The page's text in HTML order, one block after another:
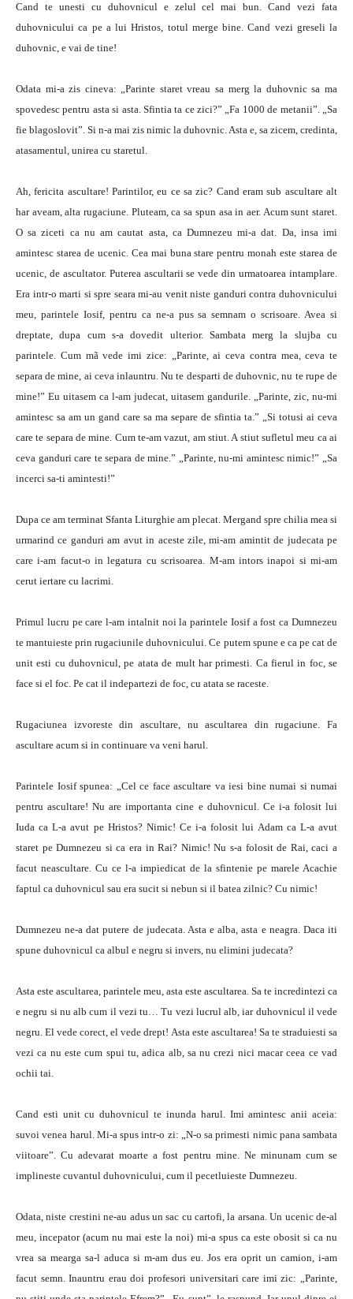
Cand te unesti cu duhovnicul e zelul cel mai bun. Cand vezi fata
duhovnicului ca pe a lui Hristos, totul merge bine. Cand vezi greseli la
duhovnic, e vai de tine!
Odata mi-a zis cineva: „Parinte staret vreau sa merg la duhovnic sa ma
spovedesc pentru asta si asta. Sfintia ta ce zici?” „Fa 1000 de metanii”. „Sa
fie blagoslovit”. Si n-a mai zis nimic la duhovnic. Asta e, sa zicem, credinta,
atasamentul, unirea cu staretul.
Ah, fericita ascultare! Parintilor, eu ce sa zic? Cand eram sub ascultare alt
har aveam, alta rugaciune. Pluteam, ca sa spun asa in aer. Acum sunt staret.
O sa ziceti ca nu am cautat asta, ca Dumnezeu mi-a dat. Da, insa imi
amintesc starea de ucenic. Cea mai buna stare pentru monah este starea de
ucenic, de ascultator. Puterea ascultarii se vede din urmatoarea intamplare.
Era intr-o marti si spre seara mi-au venit niste ganduri contra duhovnicului
meu, parintele Iosif, pentru ca ne-a pus sa semnam o scrisoare. Avea si
dreptate, dupa cum s-a dovedit ulterior. Sambata merg la slujba cu
parintele. Cum mã vede imi zice: „Parinte, ai ceva contra mea, ceva te
separa de mine, ai ceva inlauntru. Nu te desparti de duhovnic, nu te rupe de
mine!” Eu uitasem ca l-am judecat, uitasem gandurile. „Parinte, zic, nu-mi
amintesc sa am un gand care sa ma separe de sfintia ta.” „Si totusi ai ceva
care te separa de mine. Cum te-am vazut, am stiut. A stiut sufletul meu ca ai
ceva ganduri care te separa de mine.” „Parinte, nu-mi amintesc nimic!” „Sa
incerci sa-ti amintesti!”
Dupa ce am terminat Sfanta Liturghie am plecat. Mergand spre chilia mea si
urmarind ce ganduri am avut in aceste zile, mi-am amintit de judecata pe
care i-am facut-o in legatura cu scrisoarea. M-am intors inapoi si mi-am
cerut iertare cu lacrimi.
Primul lucru pe care l-am intalnit noi la parintele Iosif a fost ca Dumnezeu
te mantuieste prin rugaciunile duhovnicului. Ce putem spune e ca pe cat de
unit esti cu duhovnicul, pe atata de mult har primesti. Ca fierul in foc, se
face si el foc. Pe cat il indepartezi de foc, cu atata se raceste.
Rugaciunea izvoreste din ascultare, nu ascultarea din rugaciune. Fa
ascultare acum si in continuare va veni harul.
Parintele Iosif spunea: „Cel ce face ascultare va iesi bine numai si numai
pentru ascultare! Nu are importanta cine e duhovnicul. Ce i-a folosit lui
Iuda ca L-a avut pe Hristos? Nimic! Ce i-a folosit lui Adam ca L-a avut
staret pe Dumnezeu si ca era in Rai? Nimic! Nu s-a folosit de Rai, caci a
facut neascultare. Cu ce l-a impiedicat de la sfintenie pe marele Acachie
faptul ca duhovnicul sau era sucit si nebun si il batea zilnic? Cu nimic!
Dumnezeu ne-a dat putere de judecata. Asta e alba, asta e neagra. Daca iti
spune duhovnicul ca albul e negru si invers, nu elimini judecata?
Asta este ascultarea, parintele meu, asta este ascultarea. Sa te incredintezi ca
e negru si nu alb cum il vezi tu… Tu vezi lucrul alb, iar duhovnicul il vede
negru. El vede corect, el vede drept! Asta este ascultarea! Sa te straduiesti sa
vezi ca nu este cum spui tu, adica alb, sa nu crezi nici macar ceea ce vad
ochii tai.
Cand esti unit cu duhovnicul te inunda harul. Imi amintesc anii aceia:
suvoi venea harul. Mi-a spus intr-o zi: „N-o sa primesti nimic pana sambata
viitoare”. Cu adevarat moarte a fost pentru mine. Ne minunam cum se
implineste cuvantul duhovnicului, cum il pecetluieste Dumnezeu.
Odata, niste crestini ne-au adus un sac cu cartofi, la arsana. Un ucenic de-al
meu, incepator (acum nu mai este la noi) mi-a spus ca este obosit si ca nu
vrea sa mearga sa-l aduca si m-am dus eu. Jos era oprit un camion, i-am
facut semn. Inauntru erau doi profesori universitari care imi zic: „Parinte,